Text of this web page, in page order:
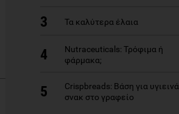
3 Τα καλύτερα έλαια
4
Nutraceuticals: Τρόφιμα ή
φάρμακα;
5
Crispbreads: Βάση για υγιεινά
σνακ στο γραφείο